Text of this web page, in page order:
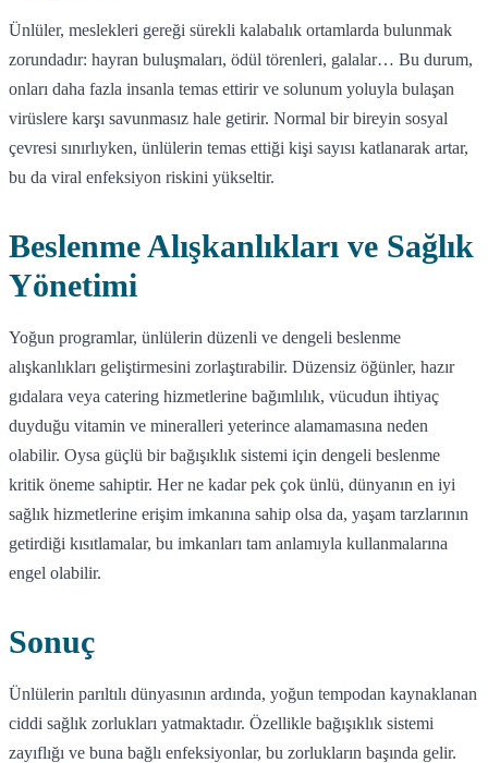
Ünlüler, meslekleri gereği sürekli kalabalık ortamlarda bulunmak
zorundadır: hayran buluşmaları, ödül törenleri, galalar… Bu durum,
onları daha fazla insanla temas ettirir ve solunum yoluyla bulaşan
virüslere karşı savunmasız hale getirir. Normal bir bireyin sosyal
çevresi sınırlıyken, ünlülerin temas ettiği kişi sayısı katlanarak artar,
bu da viral enfeksiyon riskini yükseltir.
Beslenme Alışkanlıkları ve Sağlık
Yönetimi
Yoğun programlar, ünlülerin düzenli ve dengeli beslenme
alışkanlıkları geliştirmesini zorlaştırabilir. Düzensiz öğünler, hazır
gıdalara veya catering hizmetlerine bağımlılık, vücudun ihtiyaç
duyduğu vitamin ve mineralleri yeterince alamamasına neden
olabilir. Oysa güçlü bir bağışıklık sistemi için dengeli beslenme
kritik öneme sahiptir. Her ne kadar pek çok ünlü, dünyanın en iyi
sağlık hizmetlerine erişim imkanına sahip olsa da, yaşam tarzlarının
getirdiği kısıtlamalar, bu imkanları tam anlamıyla kullanmalarına
engel olabilir.
Sonuç
Ünlülerin parıltılı dünyasının ardında, yoğun tempodan kaynaklanan
ciddi sağlık zorlukları yatmaktadır. Özellikle bağışıklık sistemi
zayıflığı ve buna bağlı enfeksiyonlar, bu zorlukların başında gelir.